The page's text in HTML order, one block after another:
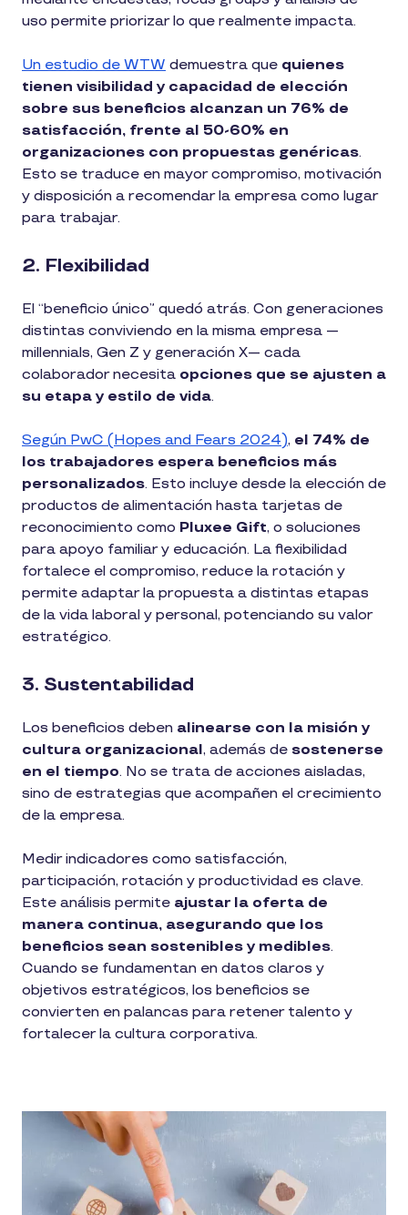
uso permite priorizar lo que realmente impacta.
Un estudio de WTW demuestra que quienes
tienen visibilidad y capacidad de elección
sobre sus beneficios alcanzan un 76% de
satisfacción, frente al 50-60% en
organizaciones con propuestas genéricas.
Esto se traduce en mayor compromiso, motivación
y disposición a recomendar la empresa como lugar
para trabajar.
2. Flexibilidad
El “beneficio único” quedó atrás. Con generaciones
distintas conviviendo en la misma empresa —
millennials, Gen Z y generación X— cada
colaborador necesita opciones que se ajusten a
su etapa y estilo de vida.
Según PwC (Hopes and Fears 2024), el 74% de
los trabajadores espera beneficios más
personalizados. Esto incluye desde la elección de
productos de alimentación hasta tarjetas de
reconocimiento como Pluxee Gift, o soluciones
para apoyo familiar y educación. La flexibilidad
fortalece el compromiso, reduce la rotación y
permite adaptar la propuesta a distintas etapas
de la vida laboral y personal, potenciando su valor
estratégico.
3. Sustentabilidad
Los beneficios deben alinearse con la misión y
cultura organizacional, además de sostenerse
en el tiempo. No se trata de acciones aisladas,
sino de estrategias que acompañen el crecimiento
de la empresa.
Medir indicadores como satisfacción,
participación, rotación y productividad es clave.
Este análisis permite ajustar la oferta de
manera continua, asegurando que los
beneficios sean sostenibles y medibles.
Cuando se fundamentan en datos claros y
objetivos estratégicos, los beneficios se
convierten en palancas para retener talento y
fortalecer la cultura corporativa.